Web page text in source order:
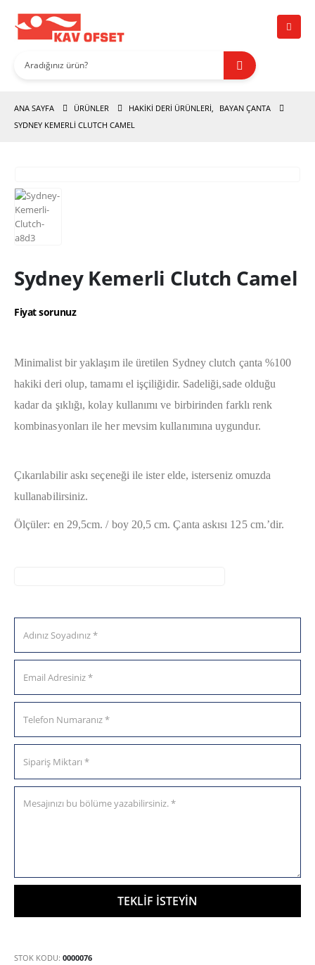
ANA SAYFA ÜRÜNLER HAKİKİ DERİ ÜRÜNLERİ,
BAYAN ÇANTA
SYDNEY KEMERLI CLUTCH CAMEL
Sydney Kemerli Clutch Camel
Fiyat sorunuz
Minimalist bir yaklaşım ile üretilen Sydney clutch çanta %100
hakiki deri olup, tamamı el işçiliğidir. Sadeliği,sade olduğu
kadar da şıklığı, kolay kullanımı ve birbirinden farklı renk
kombinasyonları ile her mevsim kullanımına uygundur.
Çıkarılabilir askı seçeneği ile ister elde, isterseniz omuzda
kullanabilirsiniz.
Ölçüler: en 29,5cm. / boy 20,5 cm. Çanta askısı 125 cm.’dir.
STOK KODU: 0000076